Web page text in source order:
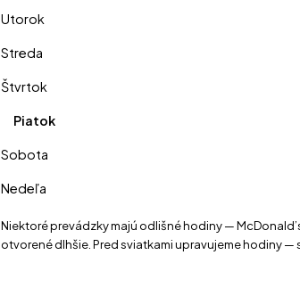
Utorok
Streda
Štvrtok
Piatok
Sobota
Nedeľa
Niektoré prevádzky majú odlišné hodiny —
otvorené dlhšie. Pred sviatkami upravujeme hodiny —